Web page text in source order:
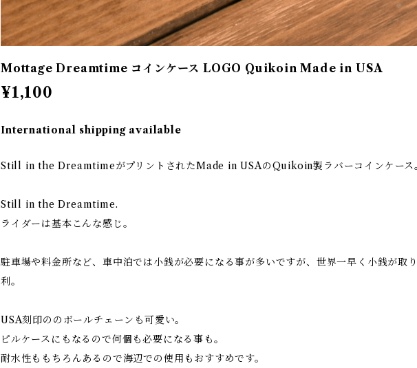
Mottage Dreamtime コインケース LOGO Quikoin Made in USA
¥1,100
International shipping available
Still in the DreamtimeがプリントされたMade in USAのQuikoin製ラバーコインケース
Still in the Dreamtime.
ライダーは基本こんな感じ。
駐車場や料金所など、車中泊では小銭が必要になる事が多いですが、世界一早く小銭が取
利。
USA刻印ののボールチェーンも可愛い。
ピルケースにもなるので何個も必要になる事も。
耐水性ももちろんあるので海辺での使用もおすすめです。